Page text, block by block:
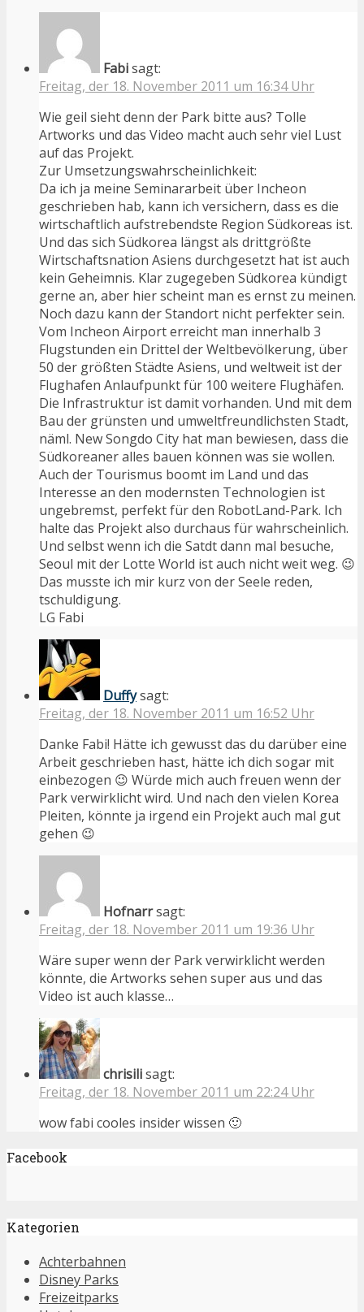
Fabisagt:
Freitag, der 18. November 2011 um 16:34 Uhr
Wie geil sieht denn der Park bitte aus? Tolle
Artworks und das Video macht auch sehr viel Lust
auf das Projekt.
Zur Umsetzungswahrscheinlichkeit:
Da ich ja meine Seminararbeit über Incheon
geschrieben hab, kann ich versichern, dass es die
wirtschaftlich aufstrebendste Region Südkoreas ist.
Und das sich Südkorea längst als drittgrößte
Wirtschaftsnation Asiens durchgesetzt hat ist auch
kein Geheimnis. Klar zugegeben Südkorea kündigt
gerne an, aber hier scheint man es ernst zu meinen.
Noch dazu kann der Standort nicht perfekter sein.
Vom Incheon Airport erreicht man innerhalb 3
Flugstunden ein Drittel der Weltbevölkerung, über
50 der größten Städte Asiens, und weltweit ist der
Flughafen Anlaufpunkt für 100 weitere Flughäfen.
Die Infrastruktur ist damit vorhanden. Und mit dem
Bau der grünsten und umweltfreundlichsten Stadt,
näml. New Songdo City hat man bewiesen, dass die
Südkoreaner alles bauen können was sie wollen.
Auch der Tourismus boomt im Land und das
Interesse an den modernsten Technologien ist
ungebremst, perfekt für den RobotLand-Park. Ich
halte das Projekt also durchaus für wahrscheinlich.
Und selbst wenn ich die Satdt dann mal besuche,
Seoul mit der Lotte World ist auch nicht weit weg. 😉
Das musste ich mir kurz von der Seele reden,
tschuldigung.
LG Fabi
Duffysagt:
Freitag, der 18. November 2011 um 16:52 Uhr
Danke Fabi! Hätte ich gewusst das du darüber eine
Arbeit geschrieben hast, hätte ich dich sogar mit
einbezogen 😉 Würde mich auch freuen wenn der
Park verwirklicht wird. Und nach den vielen Korea
Pleiten, könnte ja irgend ein Projekt auch mal gut
gehen 😉
Hofnarrsagt:
Freitag, der 18. November 2011 um 19:36 Uhr
Wäre super wenn der Park verwirklicht werden
könnte, die Artworks sehen super aus und das
Video ist auch klasse…
chrisilisagt:
Freitag, der 18. November 2011 um 22:24 Uhr
wow fabi cooles insider wissen 🙂
Facebook
Kategorien
Achterbahnen
Disney Parks
Freizeitparks